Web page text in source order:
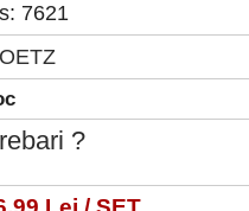
7621
?